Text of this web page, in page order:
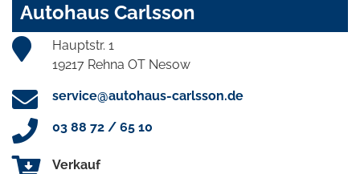
Autohaus Carlsson
Hauptstr. 1
19217 Rehna OT Nesow
service@autohaus-carlsson.de
03 88 72 / 65 10
Verkauf